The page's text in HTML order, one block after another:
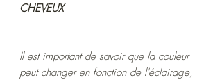
CHEVEUX
Il est important de savoir que la couleur
peut changer en fonction de l'éclairage,